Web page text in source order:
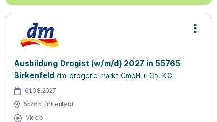
Ausbildung Drogist (w/m/d) 2027 in 55765
Birkenfeld dm-drogerie markt GmbH + Co. KG
01.08.2027
55765 Birkenfeld
Video